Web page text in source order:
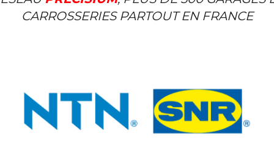
CARROSSERIES PARTOUT EN FRANCE